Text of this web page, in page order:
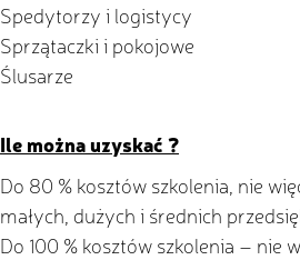
Spedytorzy i logistycy
Sprzątaczki i pokojowe
Ślusarze
Ile można uzyskać ?
Do 80 % kosztów szkolenia, nie
małych, dużych i średnich
Do 100 % kosztów szkolenia –